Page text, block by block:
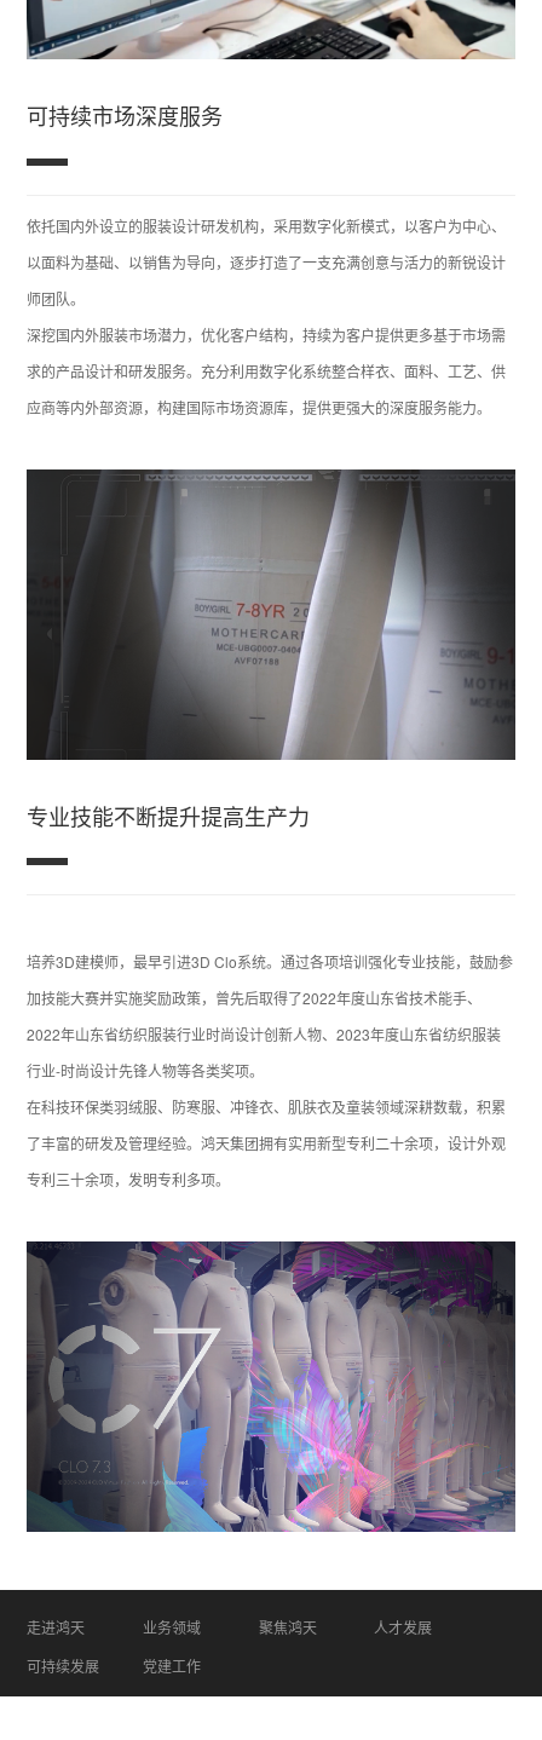
可持续市场深度服务
依托国内外设立的服装设计研发机构，采用数字化新模式，以客户为中心、
以面料为基础、以销售为导向，逐步打造了一支充满创意与活力的新锐设计
师团队。
深挖国内外服装市场潜力，优化客户结构，持续为客户提供更多基于市场需
求的产品设计和研发服务。充分利用数字化系统整合样衣、面料、工艺、供
应商等内外部资源，构建国际市场资源库，提供更强大的深度服务能力。
专业技能不断提升提高生产力
培养3D建模师，最早引进3D Clo系统。通过各项培训强化专业技能，鼓励参
加技能大赛并实施奖励政策，曾先后取得了2022年度山东省技术能手、
2022年山东省纺织服装行业时尚设计创新人物、2023年度山东省纺织服装
行业-时尚设计先锋人物等各类奖项。
在科技环保类羽绒服、防寒服、冲锋衣、肌肤衣及童装领域深耕数载，积累
了丰富的研发及管理经验。鸿天集团拥有实用新型专利二十余项，设计外观
专利三十余项，发明专利多项。
走进鸿天 业务领域 聚焦鸿天
人才发展
可持续发展
党建工作